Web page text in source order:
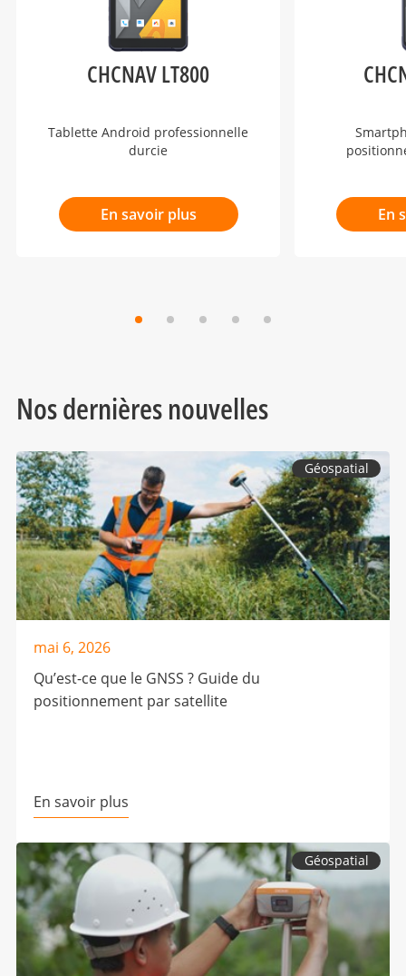
CHCNAV LT800
Tablette Android professionnelle
durcie
En savoir plus En
Nos dernières nouvelles
Géospatial
mai 6, 2026
Qu’est-ce que le GNSS ? Guide du
positionnement par satellite
En savoir plus
Géospatial